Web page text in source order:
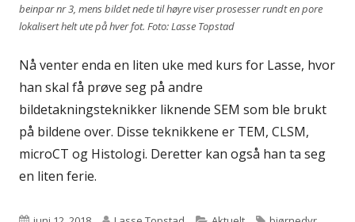
beinpar nr 3, mens bildet nede til høyre viser prosesser rundt en pore
lokalisert helt ute på hver fot. Foto: Lasse Topstad
Nå venter enda en liten uke med kurs for Lasse, hvor
han skal få prøve seg på andre
bildetakningsteknikker liknende SEM som ble brukt
på bildene over. Disse teknikkene er TEM, CLSM,
microCT og Histologi. Deretter kan også han ta seg
en liten ferie.